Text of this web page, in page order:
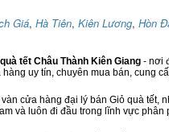
Giá, Hà Tiên, Kiên Lương, Hòn
tết Châu Thành Kiên Giang - nơi
uy tín, chuyên mua bán, cung
cửa hàng đại lý bán Giỏ quà
và luôn đi đầu trong lĩnh vực phân